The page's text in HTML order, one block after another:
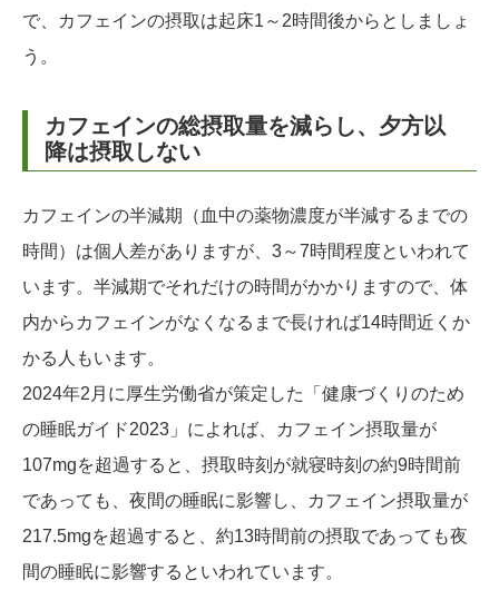
で、カフェインの摂取は起床1～2時間後からとしましょ
う。
カフェインの総摂取量を減らし、夕方以
降は摂取しない
カフェインの半減期（血中の薬物濃度が半減するまでの
時間）は個人差がありますが、3～7時間程度といわれて
います。半減期でそれだけの時間がかかりますので、体
内からカフェインがなくなるまで長ければ14時間近くか
かる人もいます。
2024年2月に厚生労働省が策定した「健康づくりのため
の睡眠ガイド2023」によれば、カフェイン摂取量が
107mgを超過すると、摂取時刻が就寝時刻の約9時間前
であっても、夜間の睡眠に影響し、カフェイン摂取量が
217.5mgを超過すると、約13時間前の摂取であっても夜
間の睡眠に影響するといわれています。